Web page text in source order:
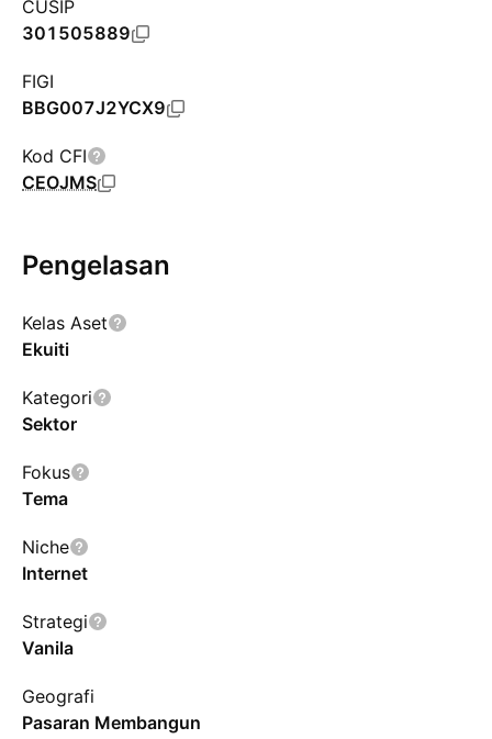
CUSIP
301505889
FIGI
BBG007J2YCX9
Kod CFI
CEOJMS
Pengelasan
Kelas Aset
Ekuiti
Kategori
Sektor
Fokus
Tema
Niche
Internet
Strategi
Vanila
Geografi
Pasaran Membangun